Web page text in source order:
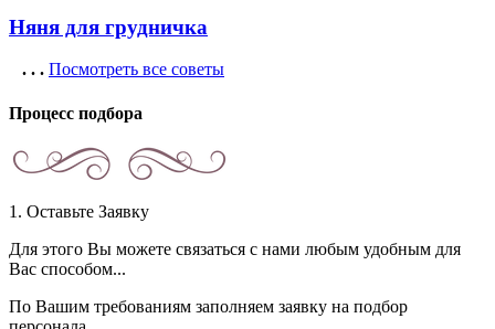
Няня для грудничка
. . . Посмотреть все советы
Процесс подбора
1. Оставьте Заявку
Для этого Вы можете связаться с нами любым удобным для
Вас способом...
По Вашим требованиям заполняем заявку на подбор